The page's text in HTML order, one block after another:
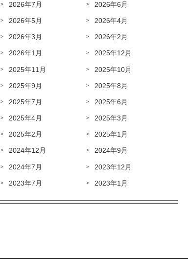
2026年7月 2026年6月
2026年5月 2026年4月
2026年3月 2026年2月
2026年1月 2025年12月
2025年11月 2025年10月
2025年9月 2025年8月
2025年7月 2025年6月
2025年4月 2025年3月
2025年2月 2025年1月
2024年12月 2024年9月
2024年7月 2023年12月
2023年7月 2023年1月